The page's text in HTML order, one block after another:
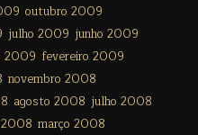
outubro 2009
julho 2009 junho 2009
2009 fevereiro 2009
novembro 2008
agosto 2008 julho 2008
março 2008